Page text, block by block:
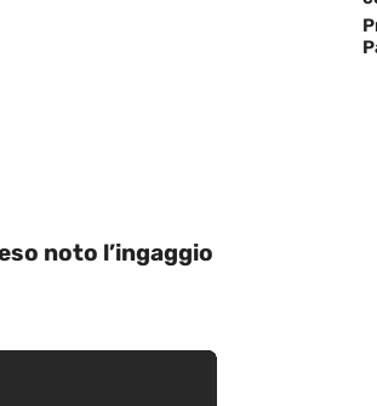
noto l’ingaggio